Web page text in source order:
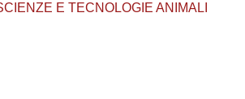
E TECNOLOGIE ANIMALI